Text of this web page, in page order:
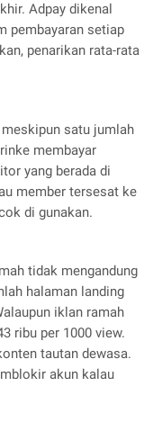
Adpay dikenal
pembayaran setiap
penarikan rata-rata
satu jumlah
membayar
yang berada di
member tersesat ke
di gunakan.
tidak mengandung
halaman landing
iklan ramah
ribu per 1000 view.
tautan dewasa.
akun kalau